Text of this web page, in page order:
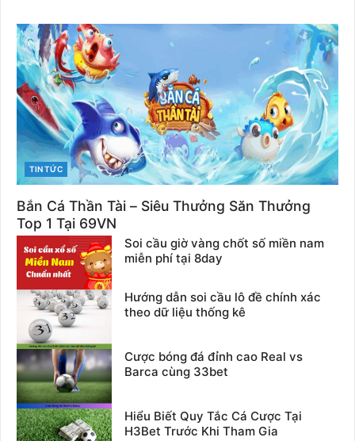
CATEGORIES
TIN TỨC
Bắn Cá Thần Tài – Siêu Thưởng Săn Thưởng
Top 1 Tại 69VN
Soi cầu giờ vàng chốt số miền nam
miễn phí tại 8day
Hướng dẫn soi cầu lô đề chính xác
theo dữ liệu thống kê
Cược bóng đá đỉnh cao Real vs
Barca cùng 33bet
Hiểu Biết Quy Tắc Cá Cược Tại
H3Bet Trước Khi Tham Gia